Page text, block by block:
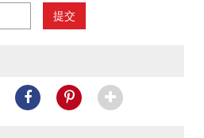
提交